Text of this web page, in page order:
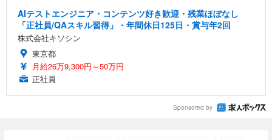
AIテストエンジニア・コンテンツ好き歓迎・残業ほぼなし
「正社員/QAスキル習得」・年間休日125日・賞与年2回
株式会社キソシン
東京都
月給26万9,300円～50万円
正社員
Sponsored by